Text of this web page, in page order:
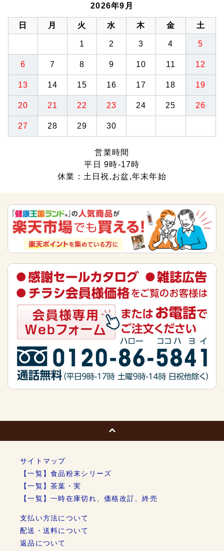
2026年9月
日 月 火 水 木 金 土
1 2 3 4 5
6 7 8 9 10 11 12
13 14 15 16 17 18 19
20 21 22 23 24 25 26
27 28 29 30
営業時間
平日 9時-17時
休業：土日祝,お盆,年末年始
サイトマップ
【一覧】食品粉末シリーズ
【一覧】茶葉・実
【一覧】一時在庫切れ、価格改訂、終売
支払い方法について
配送・送料について
返品について